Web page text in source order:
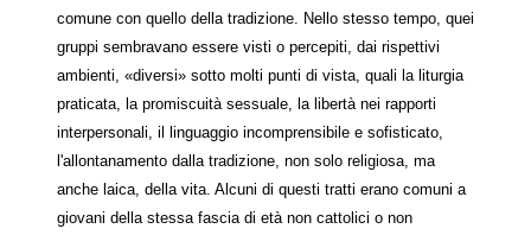
comune con quello della tradizione. Nello stesso tempo, quei
gruppi sembravano essere visti o percepiti, dai rispettivi
ambienti, «diversi» sotto molti punti di vista, quali la liturgia
praticata, la promiscuità sessuale, la libertà nei rapporti
interpersonali, il linguaggio incomprensibile e sofisticato,
l'allontanamento dalla tradizione, non solo religiosa, ma
anche laica, della vita. Alcuni di questi tratti erano comuni a
giovani della stessa fascia di età non cattolici o non